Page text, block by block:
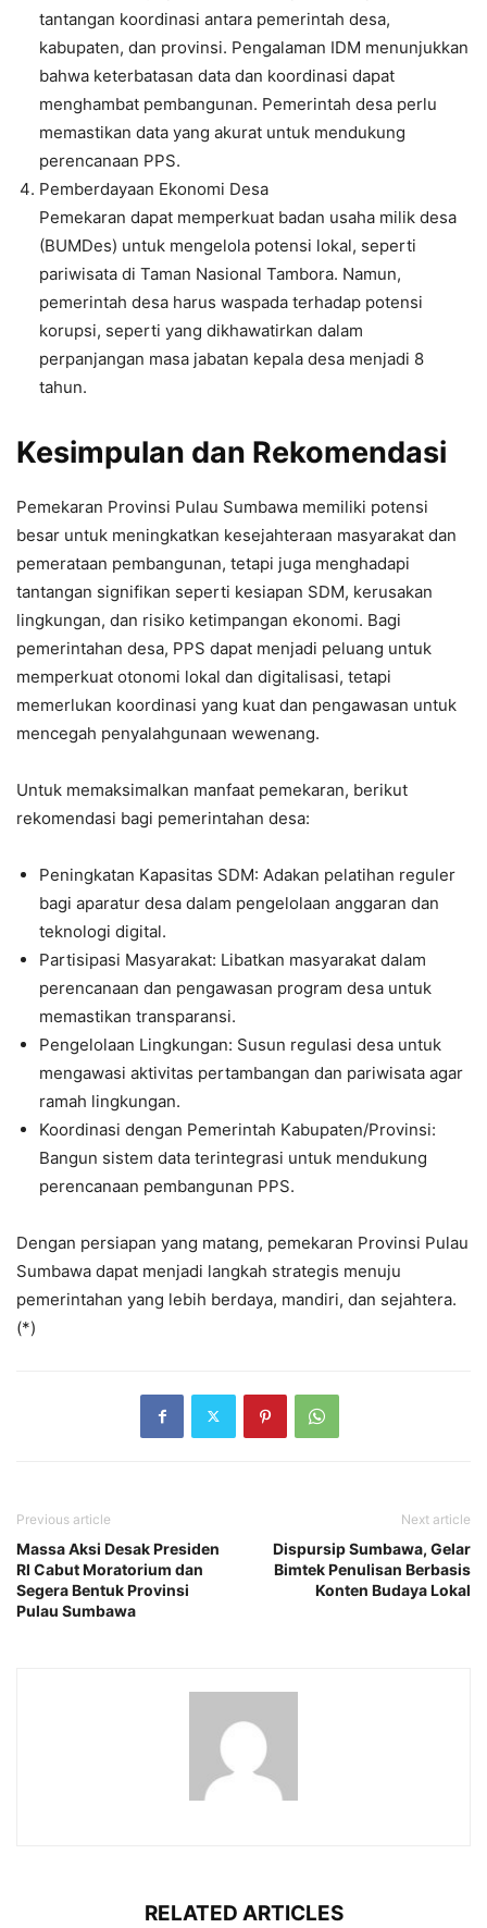
tantangan koordinasi antara pemerintah desa,
kabupaten, dan provinsi. Pengalaman IDM menunjukkan
bahwa keterbatasan data dan koordinasi dapat
menghambat pembangunan. Pemerintah desa perlu
memastikan data yang akurat untuk mendukung
perencanaan PPS.
Pemberdayaan Ekonomi Desa
Pemekaran dapat memperkuat badan usaha milik desa
(BUMDes) untuk mengelola potensi lokal, seperti
pariwisata di Taman Nasional Tambora. Namun,
pemerintah desa harus waspada terhadap potensi
korupsi, seperti yang dikhawatirkan dalam
perpanjangan masa jabatan kepala desa menjadi 8
tahun.
Kesimpulan dan Rekomendasi
Pemekaran Provinsi Pulau Sumbawa memiliki potensi
besar untuk meningkatkan kesejahteraan masyarakat dan
pemerataan pembangunan, tetapi juga menghadapi
tantangan signifikan seperti kesiapan SDM, kerusakan
lingkungan, dan risiko ketimpangan ekonomi. Bagi
pemerintahan desa, PPS dapat menjadi peluang untuk
memperkuat otonomi lokal dan digitalisasi, tetapi
memerlukan koordinasi yang kuat dan pengawasan untuk
mencegah penyalahgunaan wewenang.
Untuk memaksimalkan manfaat pemekaran, berikut
rekomendasi bagi pemerintahan desa:
Peningkatan Kapasitas SDM: Adakan pelatihan reguler
bagi aparatur desa dalam pengelolaan anggaran dan
teknologi digital.
Partisipasi Masyarakat: Libatkan masyarakat dalam
perencanaan dan pengawasan program desa untuk
memastikan transparansi.
Pengelolaan Lingkungan: Susun regulasi desa untuk
mengawasi aktivitas pertambangan dan pariwisata agar
ramah lingkungan.
Koordinasi dengan Pemerintah Kabupaten/Provinsi:
Bangun sistem data terintegrasi untuk mendukung
perencanaan pembangunan PPS.
Dengan persiapan yang matang, pemekaran Provinsi Pulau
Sumbawa dapat menjadi langkah strategis menuju
pemerintahan yang lebih berdaya, mandiri, dan sejahtera.
(*)
Previous article
Massa Aksi Desak Presiden
RI Cabut Moratorium dan
Segera Bentuk Provinsi
Pulau Sumbawa
Next article
Dispursip Sumbawa, Gelar
Bimtek Penulisan Berbasis
Konten Budaya Lokal
RELATED ARTICLES